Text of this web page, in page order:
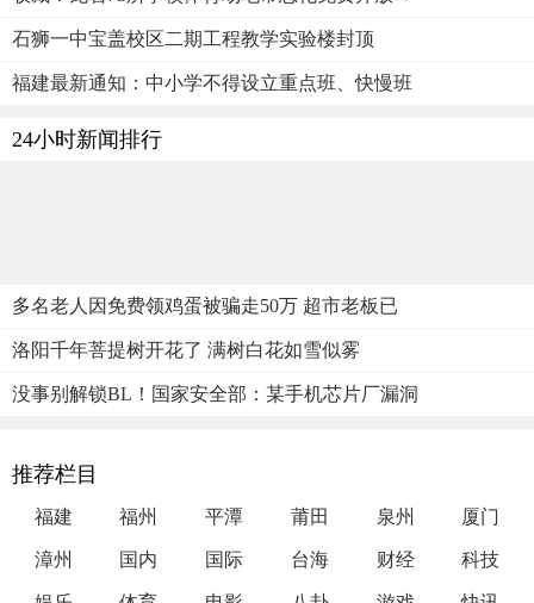
石狮一中宝盖校区二期工程教学实验楼封顶
福建最新通知：中小学不得设立重点班、快慢班
24小时新闻排行
多名老人因免费领鸡蛋被骗走50万 超市老板已
洛阳千年菩提树开花了 满树白花如雪似雾
没事别解锁BL！国家安全部：某手机芯片厂漏洞
推荐栏目
福建 福州 平潭 莆田 泉州 厦门
漳州 国内 国际 台海 财经 科技